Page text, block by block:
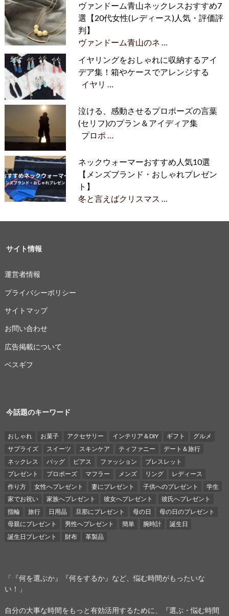
ヴァンドーム青山ネックレスおすすめ7
選【20代女性(レディース)人気・評価評
判】
ヴァンドーム青山のネ …
イヤリングをおしゃれに収納するアイ
デア集！箱やケースでアレンジする
イヤリ …
泣ける、感動させるプロポーズの言葉
(セリフ)のプラン＆アイディア集
プロポ …
ネックウォーマーおすすめ人気10選
【メンズブランド・おしゃれプレゼン
ト】
冬と言えばクリスマス …
サイト情報
運営者情報
プライバシーポリシー
サイトマップ
お問い合わせ
広告掲載について
ベスギフ
今話題のキーワード
おしゃれ お菓子 アクセサリー インテリア＆DIY ギフト
グルメ
サプライズ
スイーツ スキンケア ティファニー
デート＆旅行
ネックレス
バッグ ピアス ファッション
ブレスレット
プレゼント
プロポーズ マフラー メンズ リング
レディース
作り方
女性へプレゼント 妻にプレゼント 子供へのプレゼント
学生
家でお祝い
家族へプレゼント 彼女へプレゼント
彼氏へプレゼント
指輪
旅行 日用品 旦那にプレゼント 母の日
母の日のプレゼント
母親にプレゼント
男性へプレゼント 簡単 腕時計
誕生日
誕生日プレゼント
財布 革製品
「『何を選ぶか』『何をするか』など、悩む時間がもったいな
い！」
自分の大事な時間をもっと有効活用するために、『選ぶ・悩む時間